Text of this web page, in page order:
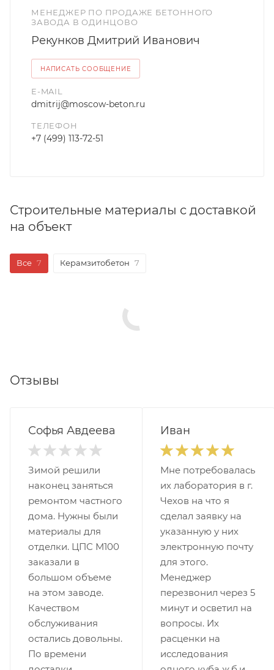
МЕНЕДЖЕР ПО ПРОДАЖЕ БЕТОННОГО
ЗАВОДА В ОДИНЦОВО
Рекунков Дмитрий Иванович
НАПИСАТЬ СООБЩЕНИЕ
E-MAIL
dmitrij@moscow-beton.ru
ТЕЛЕФОН
+7 (499) 113-72-51
Строительные материалы с доставкой
на объект
Все 7 Керамзитобетон 7
Отзывы
Софья Авдеева
Зимой решили
наконец заняться
ремонтом частного
дома. Нужны были
материалы для
отделки. ЦПС М100
заказали в
большом объеме
на этом заводе.
Качеством
обслуживания
остались довольны.
По времени
Иван
Мне потребовалась
их лаборатория в г.
Чехов на что я
сделал заявку на
указанную у них
электронную почту
для этого.
Менеджер
перезвонил через 5
минут и осветил на
вопросы. Их
расценки на
исследования